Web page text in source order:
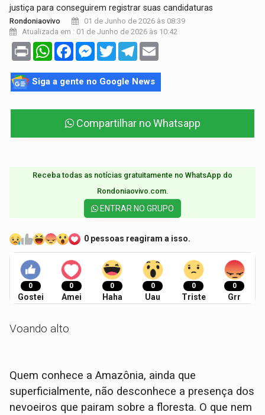
justiça para conseguirem registrar suas candidaturas
Rondoniaovivo
01 de Junho de 2026 às 08:39
Atualizada em : 01 de Junho de 2026 às 10:42
Print WhatsAppFacebookMessenger
TwitterTelegram
Siga a gente no Google News
Compartilhar no Whatsapp
Receba todas as notícias gratuitamente no WhatsApp do
Rondoniaovivo.com.​
ENTRAR NO GRUPO
0 pessoas reagiram a isso.
0
Gostei
0
Amei
0
Haha
0
Uau
0
Triste
0
Grr
Voando alto
Quem conhece a Amazônia, ainda que
superficialmente, não desconhece a presença dos
nevoeiros que pairam sobre a floresta. O que nem